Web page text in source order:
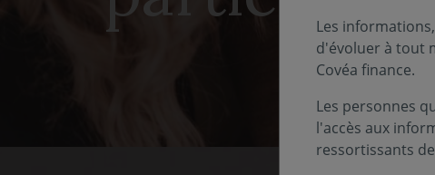
Les
d'évoluer à tout
Covéa finance.
Les personnes
l'accès aux
ressortissants